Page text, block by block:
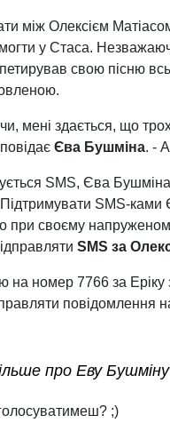
між Олексієм
у Стаса.
свою пісню
мені здається, що
Єва Бушміна. -
SMS, Єва Бушміна
Підтримувати SMS-
при своєму
SMS за
на номер 7766 за
повідомлення
про Еву Бушміну
;)